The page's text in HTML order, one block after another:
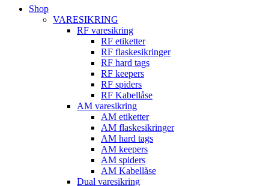
Shop
VARESIKRING
RF varesikring
RF etiketter
RF flaskesikringer
RF hard tags
RF keepers
RF spiders
RF Kabellåse
AM varesikring
AM etiketter
AM flaskesikringer
AM hard tags
AM keepers
AM spiders
AM Kabellåse
Dual varesikring